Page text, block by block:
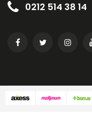
0212 514 38 14